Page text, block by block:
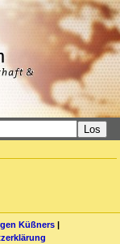
Los
Küßners |